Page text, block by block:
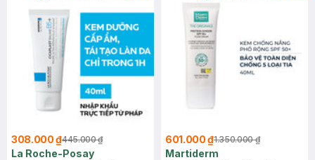
308.000 ₫445.000 ₫
La Roche-Posay
601.000 ₫1.350.000 ₫
Martiderm